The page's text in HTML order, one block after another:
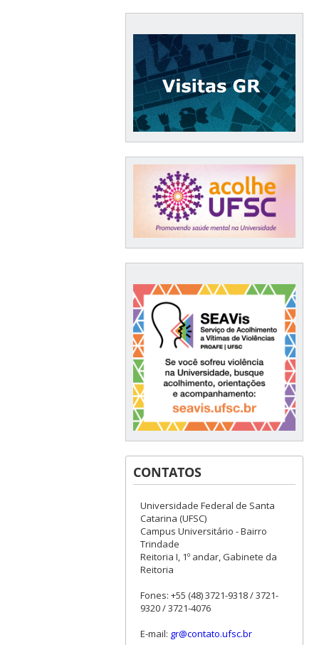
CONTATOS
Universidade Federal de Santa
Catarina (UFSC)
Campus Universitário - Bairro
Trindade
Reitoria I, 1º andar, Gabinete da
Reitoria
Fones: +55 (48) 3721-9318 / 3721-
9320 / 3721-4076
E-mail: gr@contato.ufsc.br